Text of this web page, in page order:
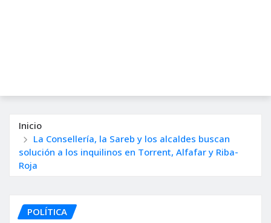
Inicio
La Consellería, la Sareb y los alcaldes buscan
solución a los inquilinos en Torrent, Alfafar y Riba-
Roja
POLÍTICA